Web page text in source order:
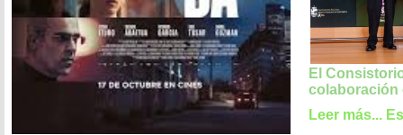
El
colaboración
Leer más...